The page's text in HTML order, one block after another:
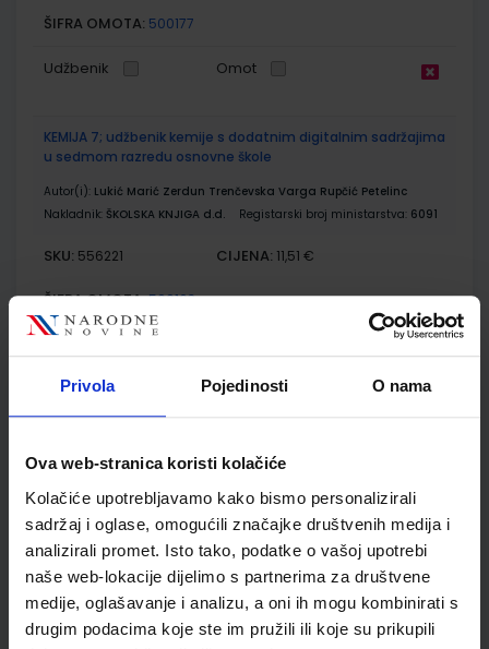
Privola Pojedinosti O nama
Ova web-stranica koristi kolačiće
Kolačiće upotrebljavamo kako bismo personalizirali
sadržaj i oglase, omogućili značajke društvenih medija i
analizirali promet. Isto tako, podatke o vašoj upotrebi
naše web-lokacije dijelimo s partnerima za društvene
medije, oglašavanje i analizu, a oni ih mogu kombinirati s
drugim podacima koje ste im pružili ili koje su prikupili
ŠIFRA OMOTA: 500177
Udžbenik Omot
KEMIJA 7; udžbenik kemije s dodatnim digitalnim sadržajima
u sedmom razredu osnovne škole
Autor(i): Lukić Marić Zerdun Trenčevska Varga Rupčić Petelinc
Nakladnik: ŠKOLSKA KNJIGA d.d. Registarski broj ministarstva: 6091
SKU: 556221 CIJENA: 11,51 €
ŠIFRA OMOTA:500163
KEMIJA 7; radna bilježnica za kemiju u sedmom razredu
Autor(i):Lukić Marić Zerdun Trenčevska Varga
Nakladnik:
ŠKOLSKA KNJIGA d.d. Registarski broj ministarstva:6091-
DOM
SKU:556222 CIJENA:13,60 €
ŠIFRA OMOTA: 500163
Udžbenik Omot